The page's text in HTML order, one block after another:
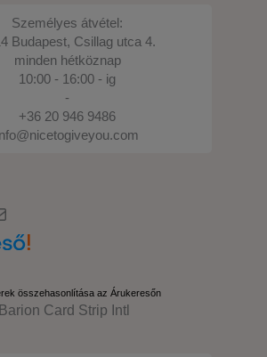
Személyes átvétel:
Budapest, Csillag utca 4.
minden hétköznap
10:00 - 16:00 - ig
-
+36 20 946 9486
összehasonlítása az Árukeresőn